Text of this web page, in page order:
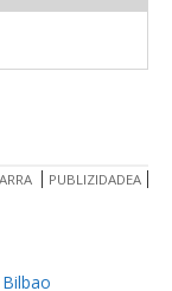
PUBLIZIDADEA